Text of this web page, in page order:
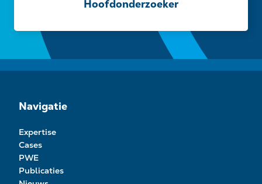
Hoofdonderzoeker
Navigatie
Expertise
Cases
PWE
Publicaties